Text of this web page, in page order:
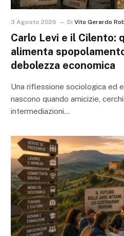
3 Agosto 2026 Di Vito Gerardo
Carlo Levi e il Cilento:
alimenta
debolezza economica
Una riflessione sociologica ed
nascono quando amicizie,
intermediazioni…